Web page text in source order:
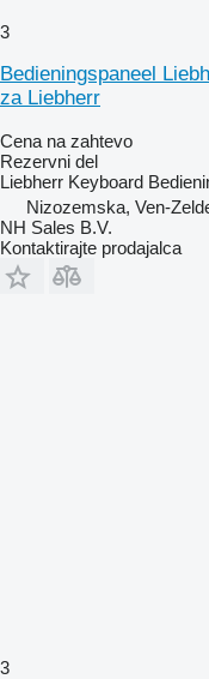
3
Bedieningspaneel
za Liebherr
Cena na zahtevo
Rezervni del
Liebherr Keyboard
Nizozemska, Ven-
NH Sales B.V.
Kontaktirajte prodajalca
3